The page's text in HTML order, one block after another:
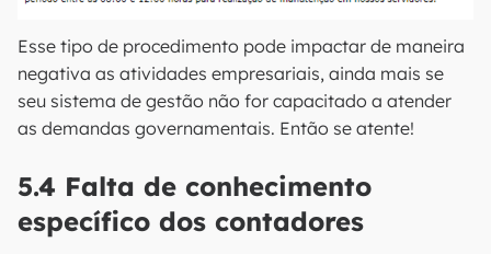
Esse tipo de procedimento pode impactar de maneira
negativa as atividades empresariais, ainda mais se
seu sistema de gestão não for capacitado a atender
as demandas governamentais. Então se atente!
5.4 Falta de conhecimento
específico dos contadores